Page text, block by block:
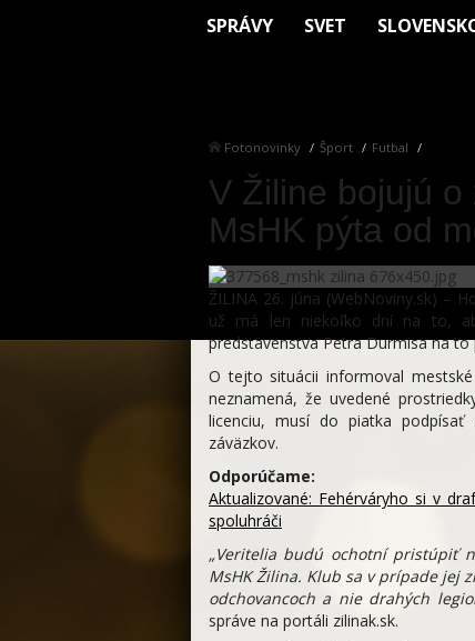
SPRÁVY SVET
Fotonovinky Šport Futbal
V Žiline bojujú o
MsHK pýta od
ŽILINA 26. júna (WebNoviny.sk) –
už má len niekoľko dní na to,
predstavenstva Petra Durmisa na
O tejto situácii informoval
neznamená, že uvedené
licenciu, musí do piatka podpísať
záväzkov.
Odporúčame:
Aktualizované: Fehérváryho si v
spoluhráči
„Veritelia budú ochotní pristúpiť
MsHK Žilina. Klub sa v prípade jej
odchovancoch a nie drahých
správe na portáli zilinak.sk.